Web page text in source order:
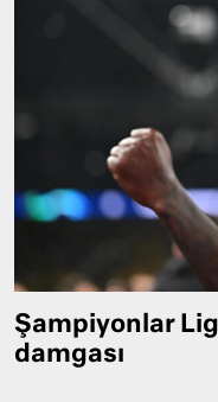
Şampiyonlar
damgası